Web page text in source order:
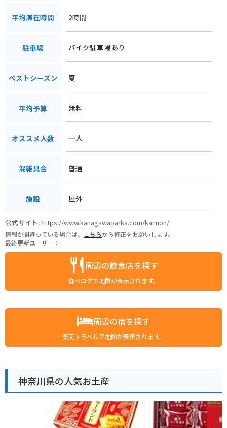
平均滞在時間 2時間
駐車場 バイク駐車場あり
ベストシーズン 夏
平均予算 無料
オススメ人数 一人
混雑具合 普通
施設 屋外
公式サイト:https://www.kanagawaparks.com/kannon/
情報が間違っている場合は、 こちらから修正をお願いします。
最終更新ユーザー：
周辺の飲食店を探す
食べログで地図が表示されます。
周辺の宿を探す
楽天トラベルで地図が表示されます。
神奈川県の人気お土産